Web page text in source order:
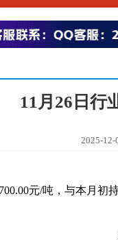
11月26日行
2025-
元/吨，与本月初持